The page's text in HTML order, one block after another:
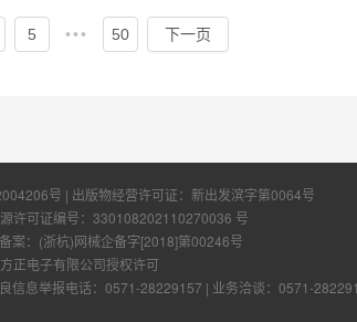
5 ••• 50 下一页
号 | 出版物经营许可证： 新出发滨字第0064号
许可证编号： 330108202110270036 号
案：(浙杭)网械企备字[2018]第00246号
正电子有限公司授权许可
信息举报电话：0571-28229157 | 业务洽谈：0571-